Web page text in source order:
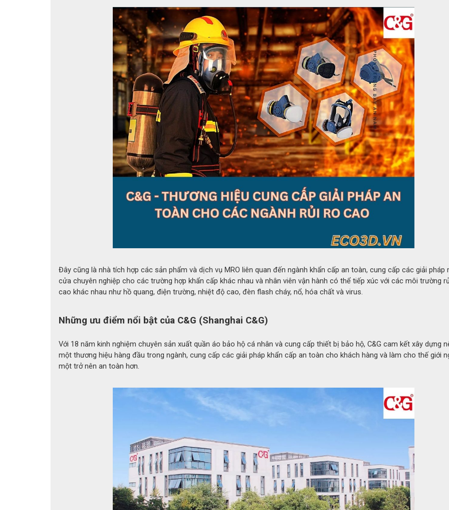
Găng tay chịu nhiệt350 CC&G
Thông Số Kỹ Thuật
C&G
Sợi thủy tinh, sợi aramid (như Kevlar), bọc lớp silicone hoặc cao su tổng hợp
- Nhiệt độ chịu được: 350
C
- Ứng dụng:Luyện kim, hàn xì, chế biến thực phẩm
Sản phẩm được làm từ sợi thủy tinh và sợi aramid, hai loại vật liệu có khả năng chống cháy và chịu nhiệt
bảo an toàn trong các tình huống nguy hiểm.
Đây cũng là nhà tích hợp các sản phẩm và dịch vụ MRO liên quan đến ngành khẩn cấp an toàn, cung cấp các giải pháp
cửa chuyên nghiệp cho các trường hợp khẩn cấp khác nhau và nhân viên vận hành có thể tiếp xúc với các môi trường
cao khác nhau như hồ quang, điện trường, nhiệt độ cao, đèn flash cháy, nổ, hóa chất và virus.
Những ưu điểm nổi bật của C&G (Shanghai C&G)
Với 18 năm kinh nghiệm chuyên sản xuất quần áo bảo hộ cá nhân và cung cấp thiết bị bảo hộ, C&G cam kết xây dựng
một thương hiệu hàng đầu trong ngành, cung cấp các giải pháp khẩn cấp an toàn cho khách hàng và làm cho thế giới
một trở nên an toàn hơn.